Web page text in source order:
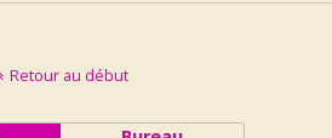
Retour au début